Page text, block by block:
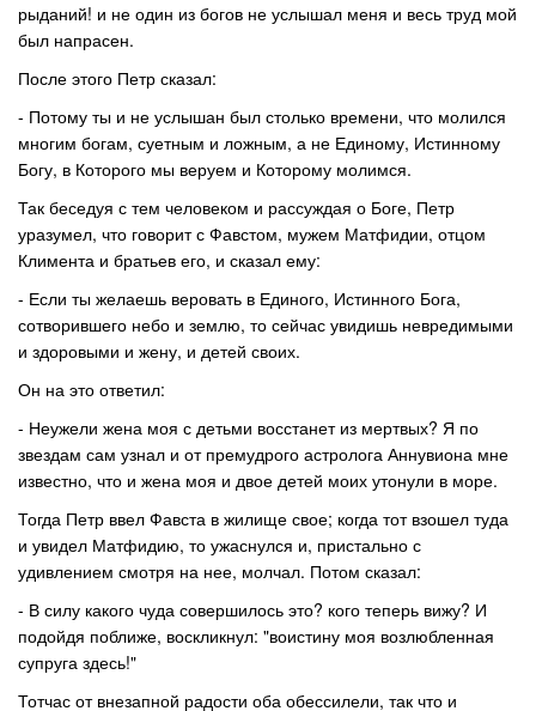
рыданий! и не один из богов не услышал меня и весь труд мой
был напрасен.
После этого Петр сказал:
- Потому ты и не услышан был столько времени, что молился
многим богам, суетным и ложным, а не Единому, Истинному
Богу, в Которого мы веруем и Которому молимся.
Так беседуя с тем человеком и рассуждая о Боге, Петр
уразумел, что говорит с Фавстом, мужем Матфидии, отцом
Климента и братьев его, и сказал ему:
- Если ты желаешь веровать в Единого, Истинного Бога,
сотворившего небо и землю, то сейчас увидишь невредимыми
и здоровыми и жену, и детей своих.
Он на это ответил:
- Неужели жена моя с детьми восстанет из мертвых? Я по
звездам сам узнал и от премудрого астролога Аннувиона мне
известно, что и жена моя и двое детей моих утонули в море.
Тогда Петр ввел Фавста в жилище свое; когда тот взошел туда
и увидел Матфидию, то ужаснулся и, пристально с
удивлением смотря на нее, молчал. Потом сказал:
- В силу какого чуда совершилось это? кого теперь вижу? И
подойдя поближе, воскликнул: "воистину моя возлюбленная
супруга здесь!"
Тотчас от внезапной радости оба обессилели, так что и